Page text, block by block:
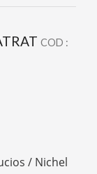
COD :
/ Nichel